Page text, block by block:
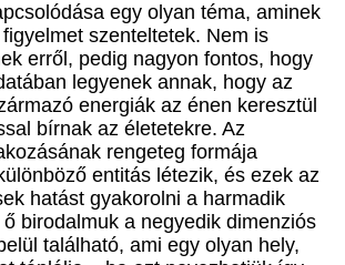
egy olyan téma, aminek
szenteltetek. Nem is
erről, pedig nagyon fontos, hogy
legyenek annak, hogy az
energiák az énen keresztül
bírnak az életetekre. Az
rengeteg formája
entitás létezik, és ezek az
hatást gyakorolni a harmadik
birodalmuk a negyedik dimenziós
található, ami egy olyan hely,